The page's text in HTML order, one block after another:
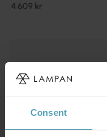
Consent
4 609 kr